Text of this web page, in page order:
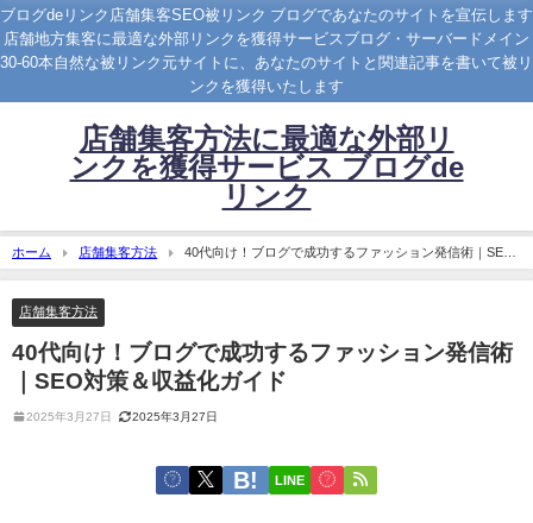
ブログdeリンク店舗集客SEO被リンク ブログであなたのサイトを宣伝します
店舗地方集客に最適な外部リンクを獲得サービスブログ・サーバードメイン
30-60本自然な被リンク元サイトに、あなたのサイトと関連記事を書いて被リ
ンクを獲得いたします
店舗集客方法に最適な外部リ
ンクを獲得サービス ブログde
リンク
ホーム 店舗集客方法
40代向け！ブログで成功するファッション発信術｜SEO
対策＆収益化ガイド
店舗集客方法
40代向け！ブログで成功するファッション発信術
｜SEO対策＆収益化ガイド
2025年3月27日 2025年3月27日
LINE